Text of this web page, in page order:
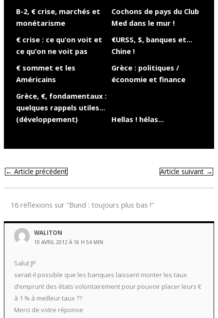
B-2, € crise, marchés et
monétarisme
Cochons de pays du Club
Med dans le mur !
€ crise : ce qu’on voit et
ce qu’on ne voit pas
€URSS, $, banques et…
Chine !
€ sommet et les
Américains
Grèce : politiques /
économie et finance
Grèce, €, fondamentaux :
quelques rappels utiles…
(développement)
Hellas ! hélas…
← Article précédent Article suivant →
16 réflexions sur “Bund : toujours plus bas !”
WALITON
10 AVRIL 2012 À 16 H 54 MIN
Salut JP
serait-il possible que les banques laissent monter les taux
d’emprunt des états volontairement pour pouvoir placer leurs €
à 1 % à meilleur taux ??
Merci de votre réponse